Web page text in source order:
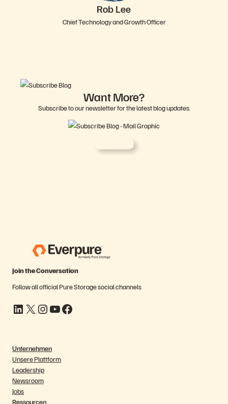
Rob Lee
Chief Technology and Growth Officer
Want More?
Subscribe to our newsletter for the latest blog updates.
Sign Up Now
Join the Conversation
Follow all official Pure Storage social channels
LinkedIn X Instagram YouTube Facebook
Unternehmen
Unsere Plattform
Leadership
Newsroom
Jobs
Ressourcen